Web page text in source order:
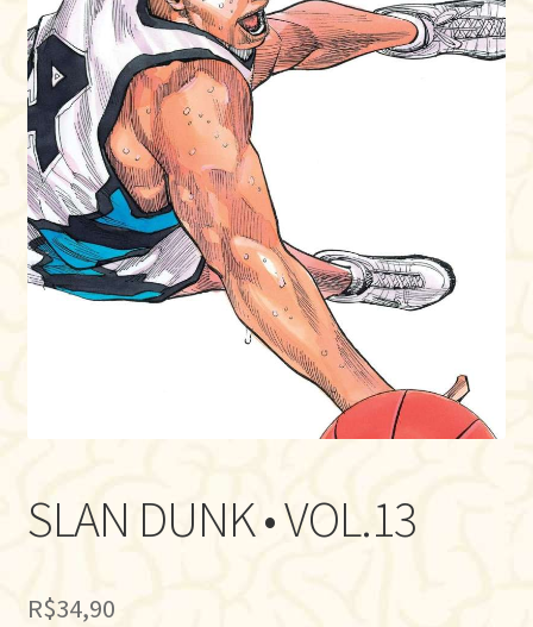
SLAN DUNK • VOL.13
R$34,90